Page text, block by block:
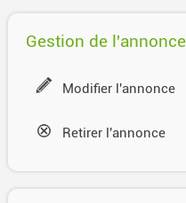
Gestion de l'annonce
Modifier l'annonce
Retirer l'annonce